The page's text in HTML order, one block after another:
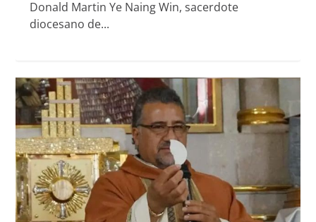
Donald Martin Ye Naing Win, sacerdote
diocesano de...